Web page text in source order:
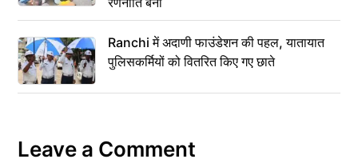
Ranchi में अदाणी फाउंडेशन की पहल, यातायात
पुलिसकर्मियों को वितरित किए गए छाते
Leave a Comment